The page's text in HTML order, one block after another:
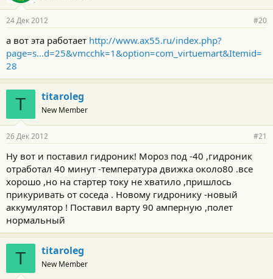
24 Дек 2012 #20
а вот эта работает http://www.ax55.ru/index.php?
page=s...d=25&vmcchk=1&option=com_virtuemart&Itemid=
28
T titaroleg
New Member
26 Дек 2012 #21
Ну вот и поставил гидроник! Мороз под -40 ,гидроник
отработал 40 минут -температура движка около80 .все
хорошо ,но на стартер току не хватило ,пришлось
прикуривать от соседа . Новому гидронику -новый
аккумулятор ! Поставил варту 90 амперную ,полет
нормальный
T titaroleg
New Member